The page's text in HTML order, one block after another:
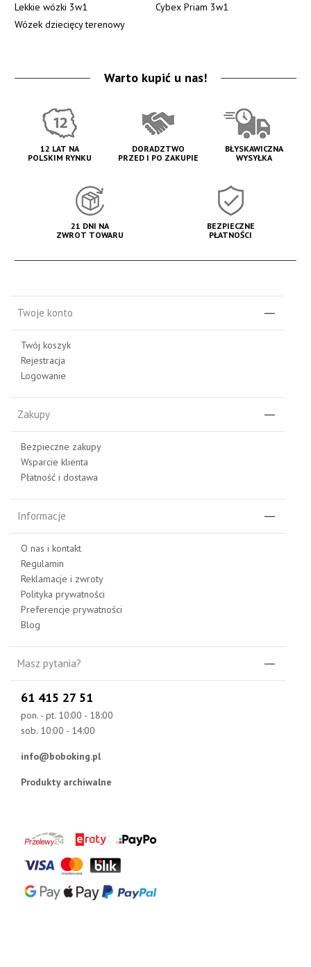
Lekkie wózki 3w1
Cybex Priam 3w1
Wózek dziecięcy terenowy
Warto kupić u nas!
12 LAT NA
POLSKIM RYNKU
DORADZTWO
PRZED I PO ZAKUPIE
BŁYSKAWICZNA
WYSYŁKA
21 DNI NA
ZWROT TOWARU
BEZPIECZNE
PŁATNOŚCI
Twoje konto
Twój koszyk
Rejestracja
Logowanie
Zakupy
Bezpieczne zakupy
Wsparcie klienta
Płatność i dostawa
Informacje
O nas i kontakt
Regulamin
Reklamacje i zwroty
Polityka prywatności
Preferencje prywatności
Blog
Masz pytania?
61 415 27 51
pon. - pt. 10:00 - 18:00
sob. 10:00 - 14:00
info@boboking.pl
Produkty archiwalne